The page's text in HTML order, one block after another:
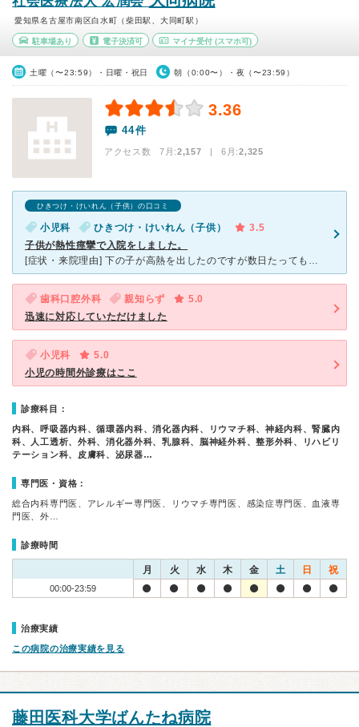
愛知県名古屋市南区白水町（柴田駅、大同町駅）
駐車場あり 電子決済可 マイナ受付 (スマホ可)
土曜（〜23:59）・日曜・祝日 朝（0:00〜）・夜（〜23:59）
3.36
44件
アクセス数 7月:2,157 | 6月:2,325
ひきつけ・けいれん（子供）の口コミ
小児科 ひきつけ・けいれん（子供）
3.5
子供が熱性痙攣で入院をしました。
[症状・来院理由] 下の子が高熱を出したのですが数日たってもなかなか下がらず、4日目くらいの夜に突然痙攣を起こしたので、 私も主人も本当にびっくりして救急車を呼びました。その時にちょうど皮膚科に通
歯科口腔外科 親知らず
5.0
迅速に対応していただけました
小児科
5.0
小児の時間外診療はここ
診療科目：
内科、呼吸器内科、循環器内科、消化器内科、リウマチ科、神経内科、腎臓内
科、人工透析、外科、消化器外科、乳腺科、脳神経外科、整形外科、リハビリ
テーション科、皮膚科、泌尿器…
専門医・資格：
総合内科専門医、アレルギー専門医、リウマチ専門医、感染症専門医、血液専
門医、外…
診療時間
月 火 水 木 金 土 日 祝
00:00-23:59
治療実績
この病院の治療実績を見る
藤田医科大学ばんたね病院